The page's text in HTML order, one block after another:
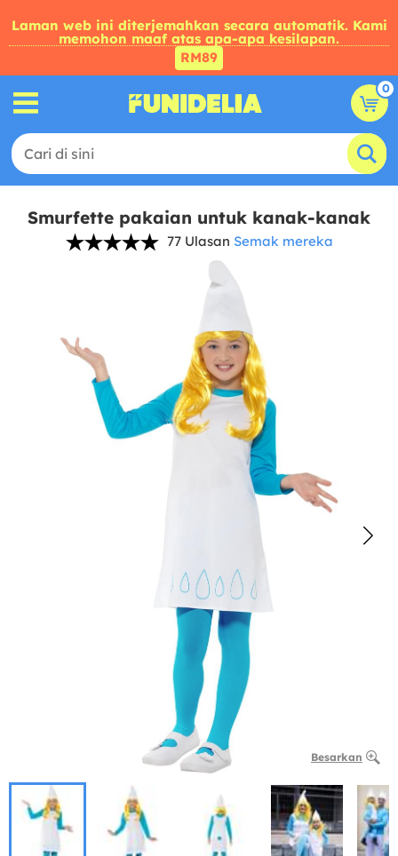
Laman web ini diterjemahkan secara automatik. Kami
memohon maaf atas apa-apa kesilapan.
RM89
0
Smurfette pakaian untuk kanak-kanak
77 Ulasan Semak mereka
Besarkan